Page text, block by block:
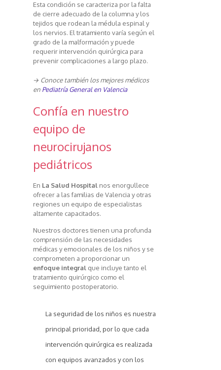
Esta condición se caracteriza por la falta
de cierre adecuado de la columna y los
tejidos que rodean la médula espinal y
los nervios. El tratamiento varía según el
grado de la malformación y puede
requerir intervención quirúrgica para
prevenir complicaciones a largo plazo.
→ Conoce también los mejores médicos
en Pediatría General en Valencia
Confía en nuestro
equipo de
neurocirujanos
pediátricos
En La Salud Hospitalnos enorgullece
ofrecer a las familias de Valencia y otras
regiones un equipo de especialistas
altamente capacitados.
Nuestros doctores tienen una profunda
comprensión de las necesidades
médicas y emocionales de los niños y se
comprometen a proporcionar un
enfoque integralque incluye tanto el
tratamiento quirúrgico como el
seguimiento postoperatorio.
La seguridad de los niños es nuestra
principal prioridad, por lo que cada
intervención quirúrgica es realizada
con equipos avanzados y con los